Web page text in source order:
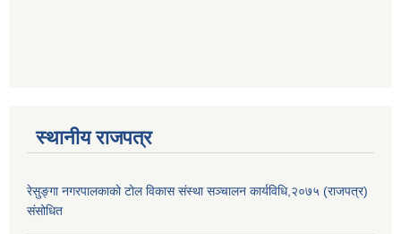
स्थानीय राजपत्र
रेसुङ्गा नगरपालकाको टोल विकास संस्था सञ्चालन कार्यविधि,२०७५ (राजपत्र)
संसोधित